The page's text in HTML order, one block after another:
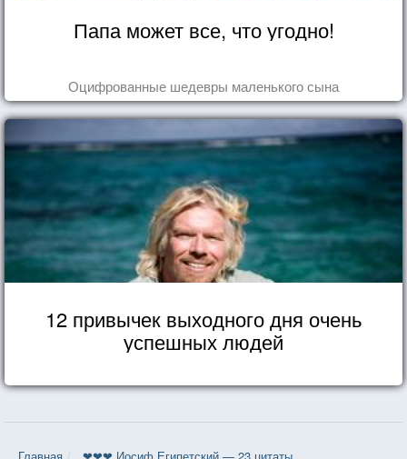
Папа может все, что угодно!
Оцифрованные шедевры маленького сына
12 привычек выходного дня очень
успешных людей